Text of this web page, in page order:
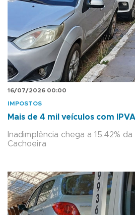
16/07/2026 00:00
IMPOSTOS
Mais de 4 mil veículos com
Inadimplência chega a 15,42%
Cachoeira